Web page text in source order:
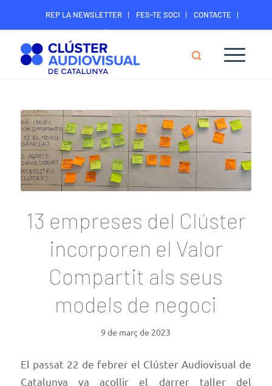
REP LA NEWSLETTER FES-TE SOCI
CONTACTE
ÀREA DIGITAL SOCIS
13 empreses del Clúster
incorporen el Valor
Compartit als seus
models de negoci
9 de març de 2023
El passat 22 de febrer el Clúster Audiovisual de
Catalunya va acollir el darrer taller del